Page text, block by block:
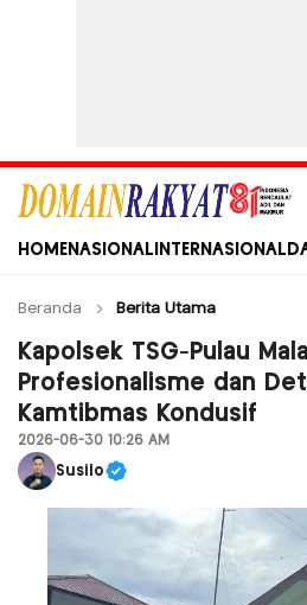
Domain Rakyat
Berita Hari Ini Terkini dan Terbaru
HOME NASIONAL INTERNASIONAL
Beranda Berita Utama
Kapolsek TSG-Pulau
Profesionalisme dan
Kamtibmas Kondusif
2026-06-30 10:26 AM
Susilo